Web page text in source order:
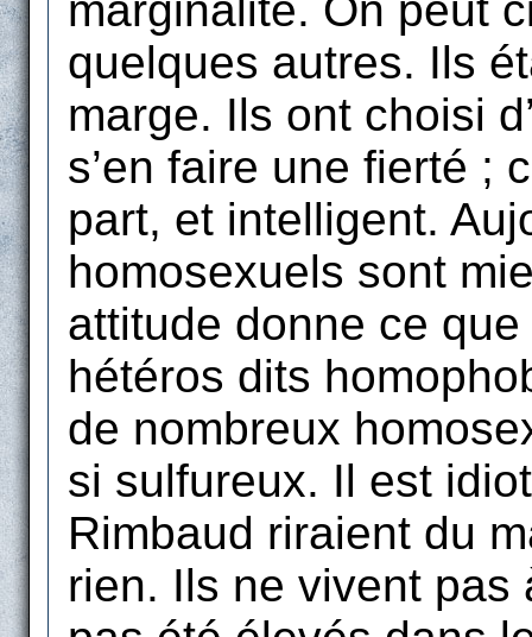
quelques autres. Ils
marge. Ils ont choisi
s’en faire une fierté ;
part, et intelligent.
homosexuels sont
attitude donne ce
hétéros dits
de nombreux
si sulfureux. Il est
Rimbaud riraient du
rien. Ils ne vivent pas